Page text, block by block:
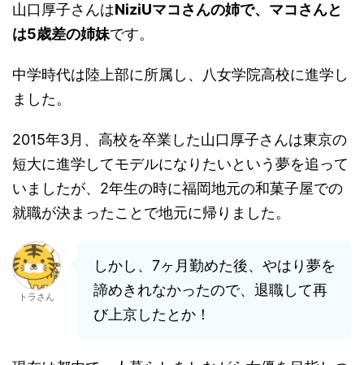
山口厚子さんはNiziUマコさんの姉で、マコさんと
は5歳差の姉妹です。
中学時代は陸上部に所属し、八女学院高校に進学し
ました。
2015年3月、高校を卒業した山口厚子さんは東京の
短大に進学してモデルになりたいという夢を追って
いましたが、2年生の時に福岡地元の和菓子屋での
就職が決まったことで地元に帰りました。
トラさん
しかし、7ヶ月勤めた後、やはり夢を
諦めきれなかったので、退職して再
び上京したとか！